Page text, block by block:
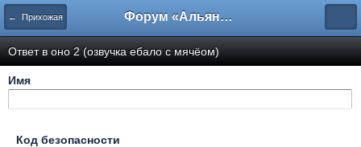
← Прихожая Форум «Альянса вольных переводчиков»
Ответ в оно 2 (озвучка ебало с мячёом)
Имя
Код безопасности